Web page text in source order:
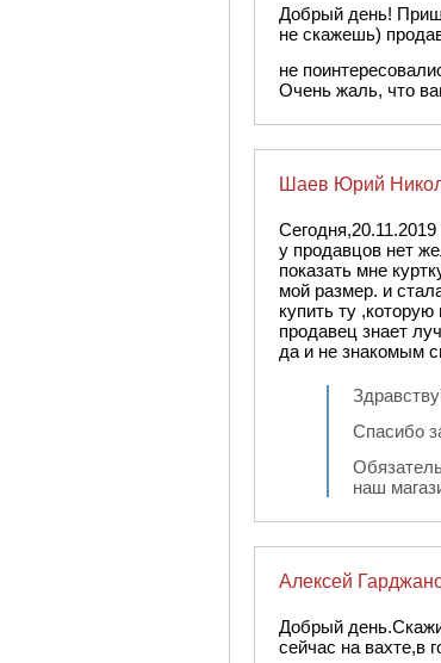
Добрый день!
не скажешь)
не
Очень жаль, что
Шаев Юрий
у продавцов нет
показать мне
мой размер. и
купить ту
продавец знает
да и не знакомым
Спасибо
наш
Алексей
Добрый
сейчас на вахте,в